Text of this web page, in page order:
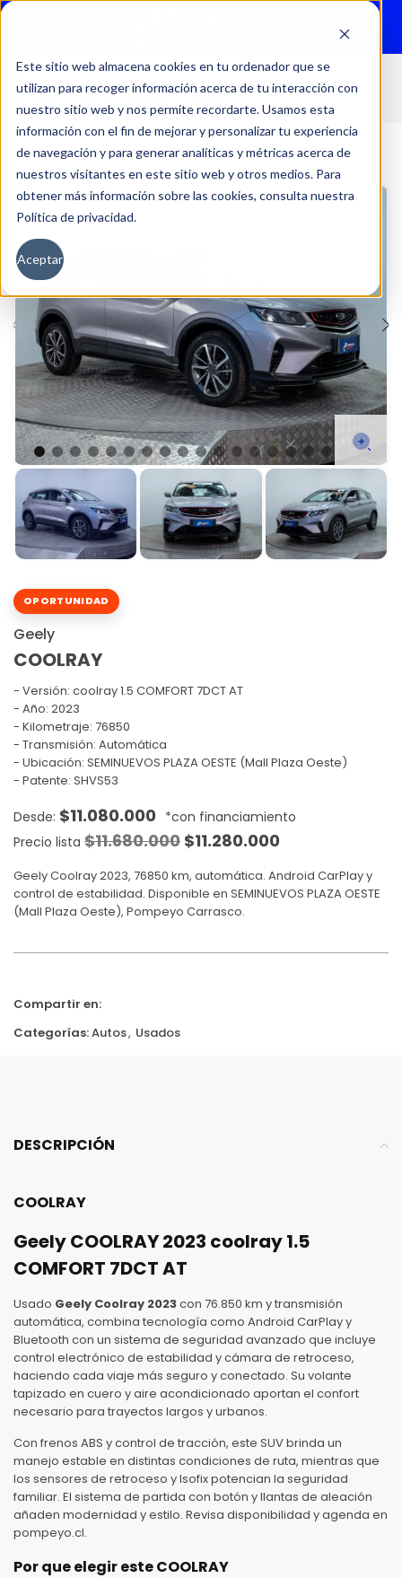
Este sitio web almacena cookies en tu ordenador que se
utilizan para recoger información acerca de tu interacción con
nuestro sitio web y nos permite recordarte. Usamos esta
información con el fin de mejorar y personalizar tu experiencia
de navegación y para generar analíticas y métricas acerca de
nuestros visitantes en este sitio web y otros medios. Para
obtener más información sobre las cookies, consulta nuestra
Política de privacidad.
Aceptar
Inicio Autos
OPORTUNIDAD
Geely
COOLRAY
Versión: coolray 1.5 COMFORT 7DCT AT
Año: 2023
Kilometraje: 76850
Transmisión: Automática
Ubicación: SEMINUEVOS PLAZA OESTE (Mall Plaza Oeste)
Patente: SHVS53
$11.080.000
Precio lista $11.680.000 $11.280.000
Geely Coolray 2023, 76850 km, automática. Android CarPlay y
control de estabilidad. Disponible en SEMINUEVOS PLAZA OESTE
(Mall Plaza Oeste), Pompeyo Carrasco.
Compartir en:
Categorías:Autos, Usados
DESCRIPCIÓN
COOLRAY
Geely COOLRAY 2023 coolray 1.5
COMFORT 7DCT AT
Usado Geely Coolray 2023con 76.850 km y transmisión
automática, combina tecnología como Android CarPlay y
Bluetooth con un sistema de seguridad avanzado que incluye
control electrónico de estabilidad y cámara de retroceso,
haciendo cada viaje más seguro y conectado. Su volante
tapizado en cuero y aire acondicionado aportan el confort
necesario para trayectos largos y urbanos.
Con frenos ABS y control de tracción, este SUV brinda un
manejo estable en distintas condiciones de ruta, mientras que
los sensores de retroceso y Isofix potencian la seguridad
familiar. El sistema de partida con botón y llantas de aleación
añaden modernidad y estilo. Revisa disponibilidad y agenda en
pompeyo.cl.
Por que elegir este COOLRAY